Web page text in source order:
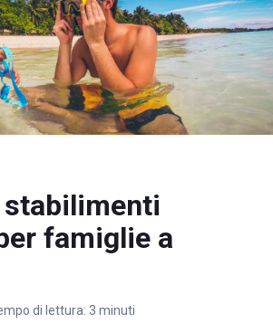
famiglie a
di lettura: 3 minuti